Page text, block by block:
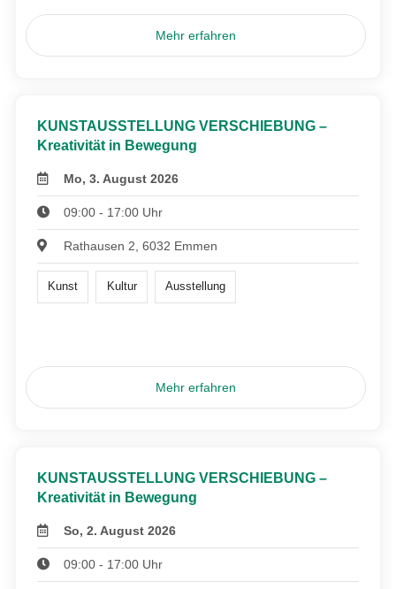
Mehr erfahren
KUNSTAUSSTELLUNG VERSCHIEBUNG –
Kreativität in Bewegung
Mo, 3. August 2026
09:00 - 17:00 Uhr
Rathausen 2, 6032 Emmen
Kunst Kultur Ausstellung
Mehr erfahren
KUNSTAUSSTELLUNG VERSCHIEBUNG –
Kreativität in Bewegung
So, 2. August 2026
09:00 - 17:00 Uhr